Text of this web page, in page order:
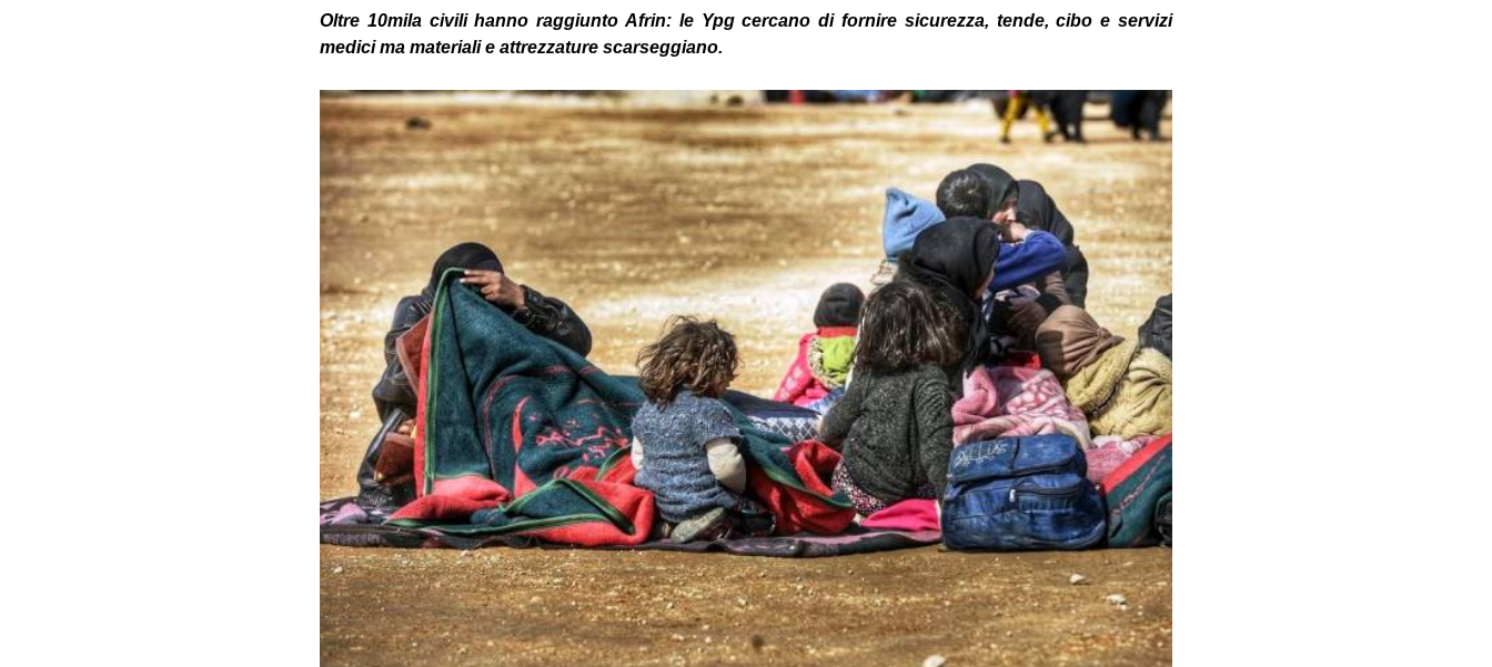
Oltre 10mila civili hanno raggiunto Afrin: le Ypg cercano di fornire sicurezza, tende, cibo e servizi
medici ma materiali e attrezzature scarseggiano.